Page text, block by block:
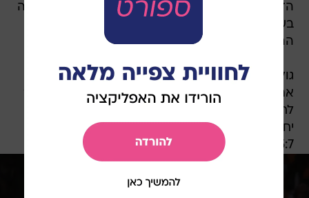
הדברים של לייקוב, שמאז שהפך לבעלי הווריירס זכה
בשלוש אליפויות, מגיעים כאמור על רקע המגמות
ההפוכות בהן נמצאות הקבוצות של קרי ולברון.
גולדן סטייט פתחה את העונה עם מאזן 1:10 ומובילה
את המערב על אף חסרונו של קליי תומפסון שאמור
לחזור בהמשך (גם הביג מן המבטיח ג'יימס ווייזמן
יחזור בזמן הקרוב), בעוד הלייקרס עומדים על מאזן
5:7 מאכזב, במקום השביעי בלבד בקונפרנס.